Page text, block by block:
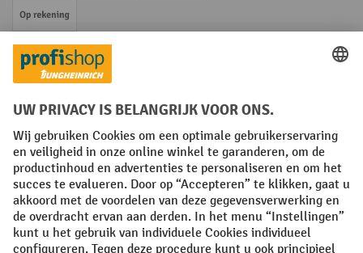
Op rekening
Sociale netwerken
Facebook
YouTube
LinkedIn
Instagram
Algemene leveringsvoorwaarden Copyright
Privacyverklaring Privacy Instellingen